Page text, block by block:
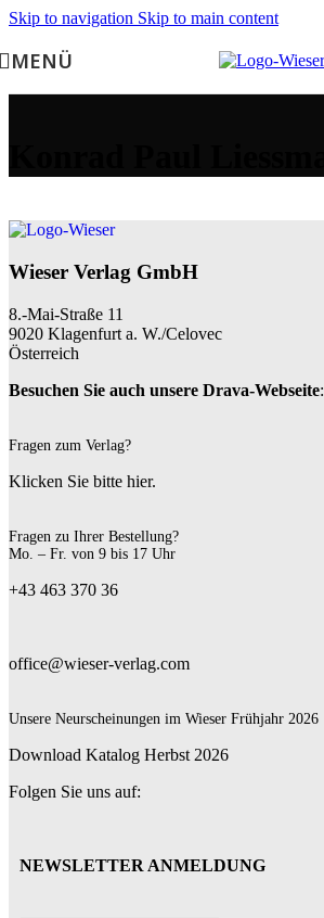
Skip to navigation Skip to main content
MENÜ
Wieser Verlag GmbH
8.-Mai-Straße 11
9020 Klagenfurt a. W./Celovec
Österreich
Besuchen Sie auch unsere Drava-Webseite:
Fragen zum Verlag?
Klicken Sie bitte hier.
Fragen zu Ihrer Bestellung?
Mo. – Fr. von 9 bis 17 Uhr
+43 463 370 36
office@wieser-verlag.com
Unsere Neurscheinungen im Wieser Frühjahr 2026
Download Katalog Herbst 2026
Folgen Sie uns auf:
NEWSLETTER ANMELDUNG